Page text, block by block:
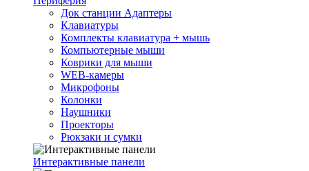
Док станции Адаптеры
Клавиатуры
Комплекты клавиатура + мышь
Компьютерные мыши
Коврики для мыши
WEB-камеры
Микрофоны
Колонки
Наушники
Проекторы
Рюкзаки и сумки
Интерактивные панели